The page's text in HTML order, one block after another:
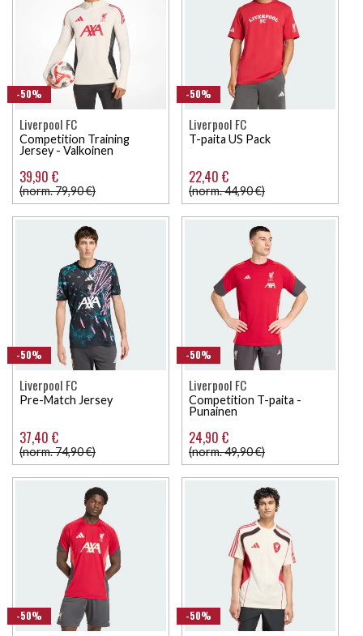
-50%
Liverpool FC
Competition Training
Jersey - Valkoinen
39,90 €
(norm. 79,90 €)
-50%
Liverpool FC
T-paita US Pack
22,40 €
(norm. 44,90 €)
-50%
Liverpool FC
Pre-Match Jersey
37,40 €
(norm. 74,90 €)
-50%
Liverpool FC
Competition T-paita -
Punainen
24,90 €
(norm. 49,90 €)
-50% -50%